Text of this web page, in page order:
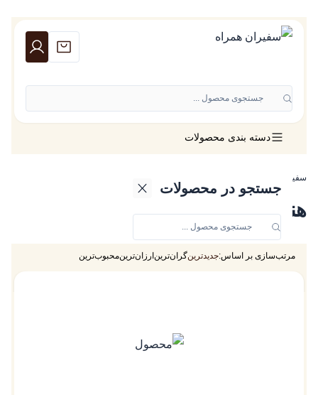
جستجوی محصول ...
جستجو در محصولات
دسته بندی محصولات
سفیران همراه
هندزفری ورتو
مرتب‌سازی بر اساس:جدیدترینگران‌ترین ارزان‌ترینمحبوب‌ترین